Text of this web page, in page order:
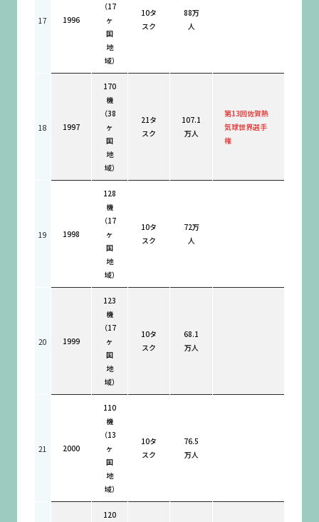
17 1996
（17
ヶ
国
地
域）
10タ
スク
88万
人
18 1997
170
機
（38
ヶ
国
地
域）
21タ
スク
107.1
万人
第13回佐賀熱
気球世界選手
権
19 1998
128
機
（17
ヶ
国
地
域）
10タ
スク
72万
人
20 1999
123
機
（17
ヶ
国
地
域）
10タ
スク
68.1
万人
21 2000
110
機
（13
ヶ
国
地
域）
10タ
スク
76.5
万人
120